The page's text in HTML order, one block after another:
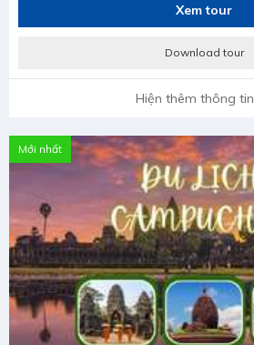
Xem tour
Download tour
Hiện thêm thông tin
Mới nhất